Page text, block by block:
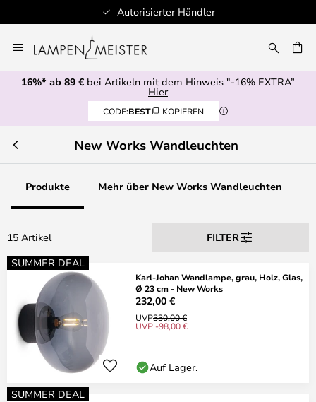
Autorisierter Händler
Inhalt
springen
16%* ab 89 € bei Artikeln mit dem Hinweis "-16% EXTRA”
Hier
CODE:BEST KOPIEREN
New Works Wandleuchten
Produkte Mehr über New Works Wandleuchten
15 Artikel
FILTER
SUMMER DEAL
Karl-Johan Wandlampe, grau, Holz, Glas,
Ø 23 cm - New Works
232,00 €
UVP330,00 €
UVP -98,00 €
Auf Lager.
SUMMER DEAL